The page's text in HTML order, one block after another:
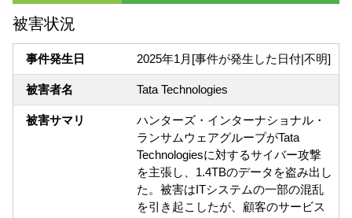
被害状況
事件発生日 2025年1月[事件が発生した日付|不明]
被害者名 Tata Technologies
被害サマリ
ハンターズ・インターナショナル・
ランサムウェアグループがTata
Technologiesに対するサイバー攻撃
を主張し、1.4TBのデータを盗み出し
た。被害はITシステムの一部の混乱
を引き起こしたが、顧客のサービス